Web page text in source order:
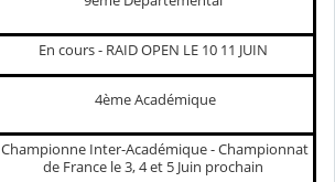
En cours - RAID OPEN LE 10 11 JUIN
4ème Académique
Championne Inter-Académique - Championnat
de France le 3, 4 et 5 Juin prochain